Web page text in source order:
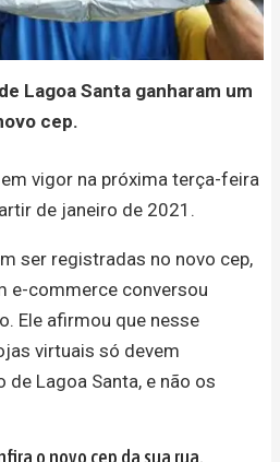
Lagoa Santa ganharam um
cep.
vigor na próxima terça-feira
de janeiro de 2021.
ser registradas no novo cep,
e-commerce conversou
Ele afirmou que nesse
virtuais só devem
Lagoa Santa, e não os
o novo cep da sua rua.